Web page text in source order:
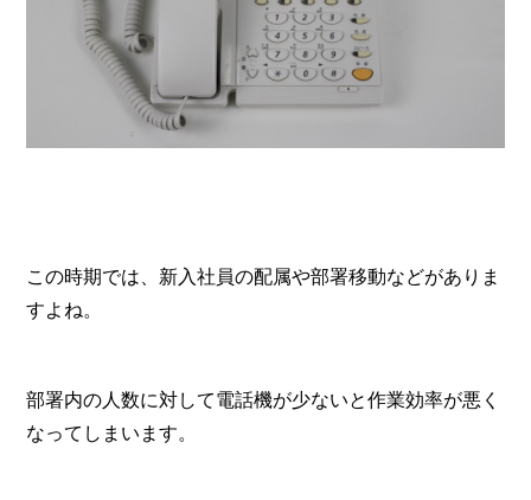
この時期では、新入社員の配属や部署移動などがありま
すよね。
部署内の人数に対して電話機が少ないと作業効率が悪く
なってしまいます。